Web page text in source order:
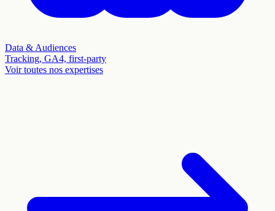
Data & Audiences
Tracking, GA4, first-party
Voir toutes nos expertises